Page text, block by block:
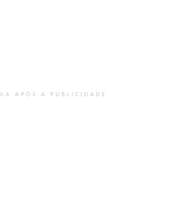
APÓS A PUBLICIDADE